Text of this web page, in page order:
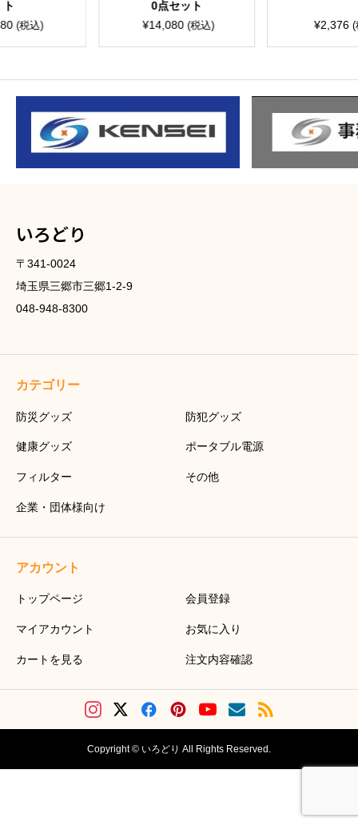
¥
¥
いろどり
〒341-0024
埼玉県三郷市三郷1-2-9
048-948-8300
カテゴリー
防災グッズ 防犯グッズ
健康グッズ ポータブル電源
フィルター その他
企業・団体様向け
アカウント
トップページ 会員登録
マイアカウント お気に入り
カートを見る 注文内容確認
Copyright © いろどり All Rights Reserved.